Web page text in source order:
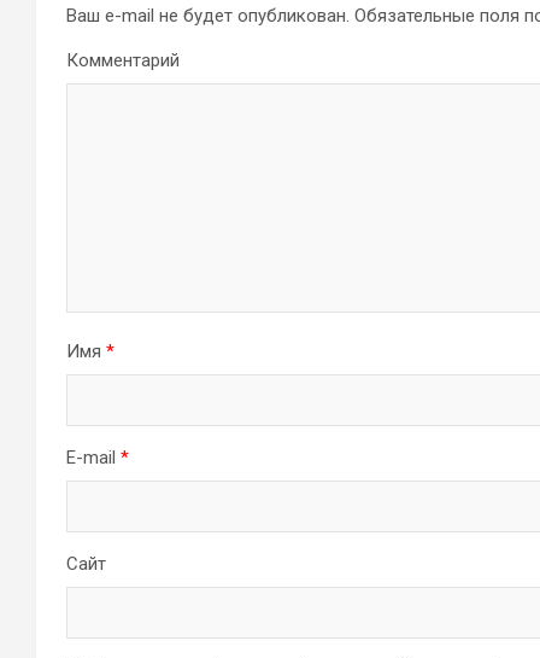
Ваш e-mail не будет опубликован. Обязательные поля
Комментарий
Имя *
E-mail *
Сайт